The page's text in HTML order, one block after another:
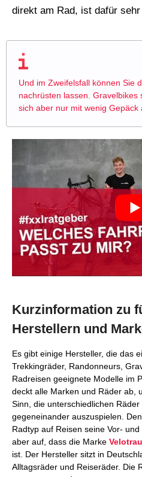
direkt am Rad, ist dafür
Und im Zweifelsfall können Sie
nachrüsten lassen. Gravelbikes
sich aber nur mit wenig Gepäck
Kurzinformation zu
Herstellern und
Es gibt einige Hersteller, die das
Trekkingräder, Randonneurs,
Radreisen geeignete Modelle im
deckt alle Marken und Räder ab,
Sinn, die unterschiedlichen
gegeneinander auszuspielen.
Radtyp auf Reisen seine Vor-
aber auf, dass die Marke
ist. Der Hersteller sitzt in
Alltagsräder und Reiseräder. Die